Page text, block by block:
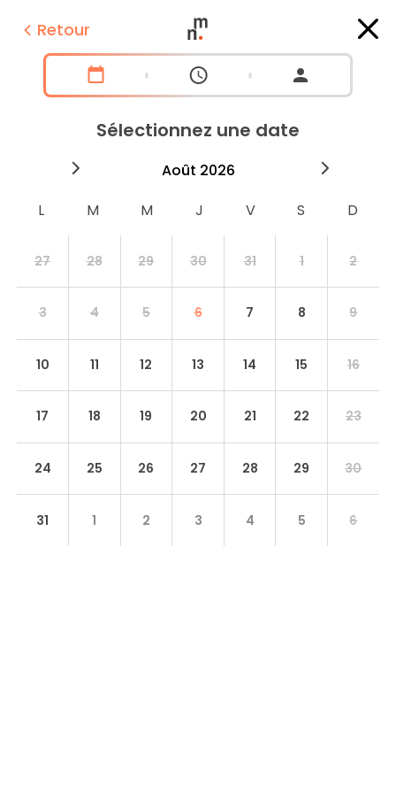
Retour
Sélectionnez une date
août 2026
27 28 29 30 31 1 2
3 4 5 6 7 8 9
10 11 12 13 14 15 16
17 18 19 20 21 22 23
24 25 26 27 28 29 30
31 1 2 3 4 5 6